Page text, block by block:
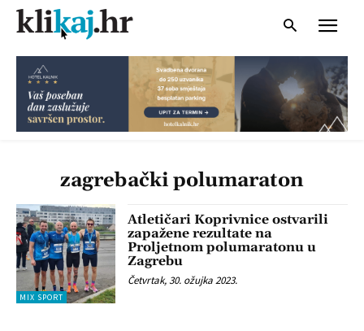
zagrebački polumaraton
MIX SPORT
Atletičari Koprivnice ostvarili
zapažene rezultate na
Proljetnom polumaratonu u
Zagrebu
Četvrtak, 30. ožujka 2023.